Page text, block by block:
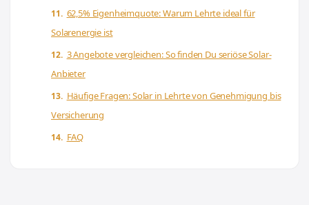
62,5% Eigenheimquote: Warum Lehrte ideal für
Solarenergie ist
3 Angebote vergleichen: So finden Du seriöse Solar-
Anbieter
Häufige Fragen: Solar in Lehrte von Genehmigung bis
Versicherung
FAQ